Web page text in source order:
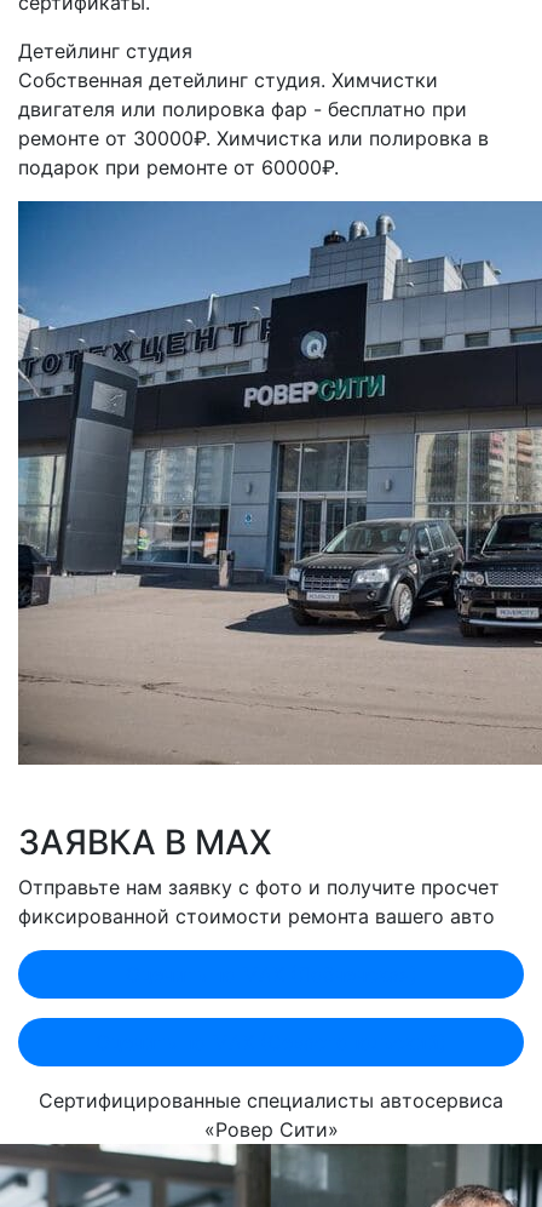
Детейлинг студия
Собственная детейлинг студия. Химчистки
двигателя или полировка фар - бесплатно при
ремонте от 30000₽. Химчистка или полировка в
подарок при ремонте от 60000₽.
ЗАЯВКА В MAX
Отправьте нам заявку с фото и получите просчет
фиксированной стоимости ремонта вашего авто
Сертифицированные специалисты автосервиса
«Ровер Сити»